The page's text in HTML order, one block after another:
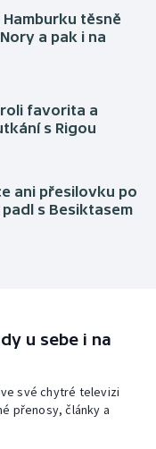
Hamburku těsně
a pak i na
roli favorita a
s Rigou
ani přesilovku po
s Besiktasem
u sebe i na
ve své chytré televizi
přenosy, články a